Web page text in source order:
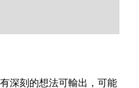
深刻的想法可輸出，可能